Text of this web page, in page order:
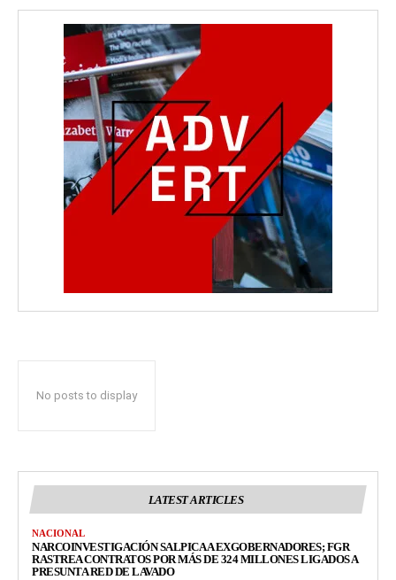
No posts to display
LATEST ARTICLES
NACIONAL
NARCOINVESTIGACIÓN SALPICA A EXGOBERNADORES; FGR
RASTREA CONTRATOS POR MÁS DE 324 MILLONES LIGADOS A
PRESUNTA RED DE LAVADO